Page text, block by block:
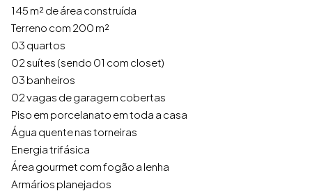
145 m² de área construída
Terreno com 200 m²
03 quartos
02 suítes (sendo 01 com closet)
03 banheiros
02 vagas de garagem cobertas
Piso em porcelanato em toda a casa
Água quente nas torneiras
Energia trifásica
Área gourmet com fogão a lenha
Armários planejados